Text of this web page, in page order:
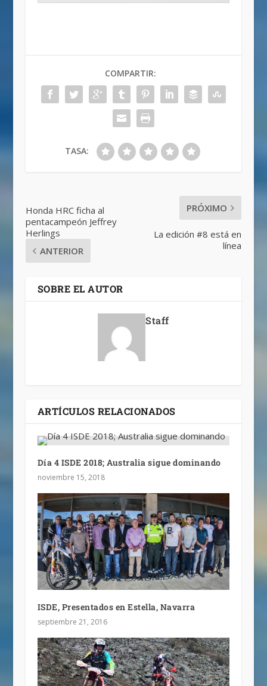
COMPARTIR:
TASA:
Honda HRC ficha al
pentacampeón Jeffrey
Herlings
ANTERIOR
PRÓXIMO
La edición #8 está en
línea
SOBRE EL AUTOR
Staff
ARTÍCULOS RELACIONADOS
Día 4 ISDE 2018; Australia sigue dominando
noviembre 15, 2018
ISDE, Presentados en Estella, Navarra
septiembre 21, 2016